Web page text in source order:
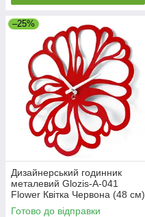
–25%
Дизайнерський годинник
металевий Glozis-A-041
Flower Квітка Червона (48 см)
[Метал, Відкритий, Кольори]
Готово до відправки